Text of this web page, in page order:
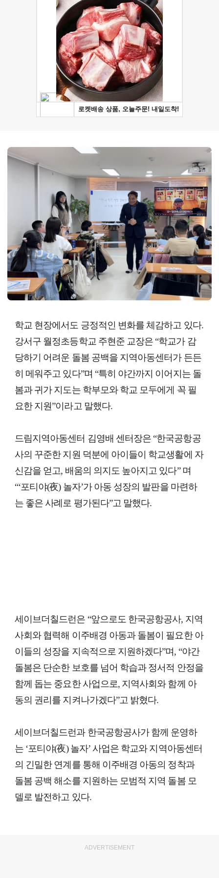
학교 현장에서도 긍정적인 변화를 체감하고 있다.
강서구 월정초등학교 주현준 교장은 “학교가 감
당하기 어려운 돌봄 공백을 지역아동센터가 든든
히 메워주고 있다”며 “특히 야간까지 이어지는 돌
봄과 귀가 지도는 학부모와 학교 모두에게 꼭 필
요한 지원”이라고 말했다.
드림지역아동센터 김영배 센터장은 “한국공항공
사의 꾸준한 지원 덕분에 아이들이 학교생활에 자
신감을 얻고, 배움의 의지도 높아지고 있다” 며
“‘포티야(夜) 놀자’가 아동 성장의 발판을 마련하
는 좋은 사례로 평가된다”고 말했다.
세이브더칠드런은 “앞으로도 한국공항공사, 지역
사회와 협력해 이주배경 아동과 돌봄이 필요한 아
이들의 성장을 지속적으로 지원하겠다”며, “야간
돌봄은 단순한 보호를 넘어 학습과 정서적 안정을
함께 돕는 중요한 사업으로, 지역사회와 함께 아
동의 권리를 지켜나가겠다”고 밝혔다.
세이브더칠드런과 한국공항공사가 함께 운영하
는 ‘포티야(夜) 놀자’ 사업은 학교와 지역아동센터
의 긴밀한 연계를 통해 이주배경 아동의 정착과
돌봄 공백 해소를 지원하는 모범적 지역 돌봄 모
델로 발전하고 있다.
ADVERTISEMENT